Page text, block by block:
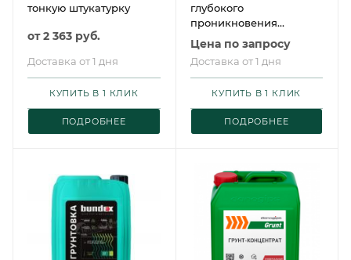
тонкую штукатурку
от2 363 руб.
Доставка от 1 дня
ПОДРОБНЕЕ
КУПИТЬ В 1 КЛИК
глубокого
проникновения
FARBITEX
Цена по запросу
Доставка от 1 дня
ПОДРОБНЕЕ
КУПИТЬ В 1 КЛИК